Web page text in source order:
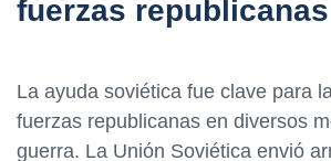
fuerzas republicanas
La ayuda soviética fue clave para
fuerzas republicanas en diversos
guerra. La Unión Soviética envió